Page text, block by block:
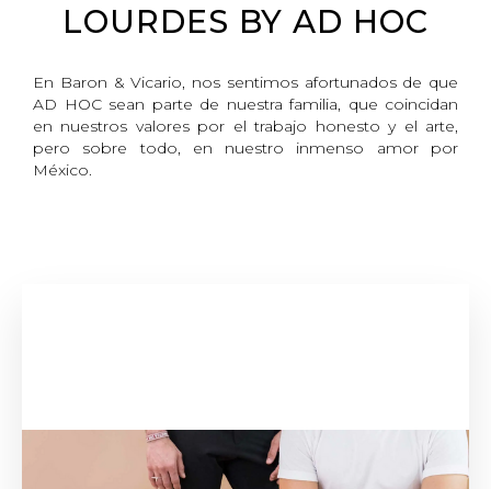
LOURDES BY AD HOC
En Baron & Vicario, nos sentimos afortunados de que
AD HOC sean parte de nuestra familia, que coincidan
en nuestros valores por el trabajo honesto y el arte,
pero sobre todo, en nuestro inmenso amor por
México.